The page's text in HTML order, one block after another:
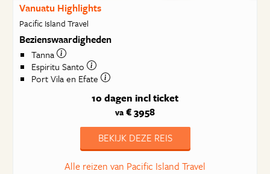
Vanuatu Highlights
Pacific Island Travel
Bezienswaardigheden
Tanna
Espiritu Santo
Port Vila en Efate
10 dagen incl ticket
va € 3958
BEKIJK DEZE REIS
Alle reizen van Pacific Island Travel